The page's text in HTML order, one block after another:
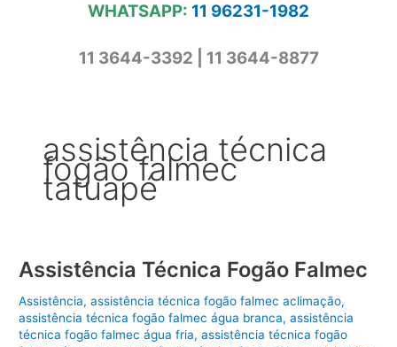
WHATSAPP: 11 96231-1982
11 3644-3392 | 11 3644-8877
assistência técnica
fogão falmec
tatuapé
Assistência Técnica Fogão Falmec
Assistência,assistência técnica fogão falmec aclimação,
assistência técnica fogão falmec água branca,assistência
técnica fogão falmec água fria,assistência técnica fogão